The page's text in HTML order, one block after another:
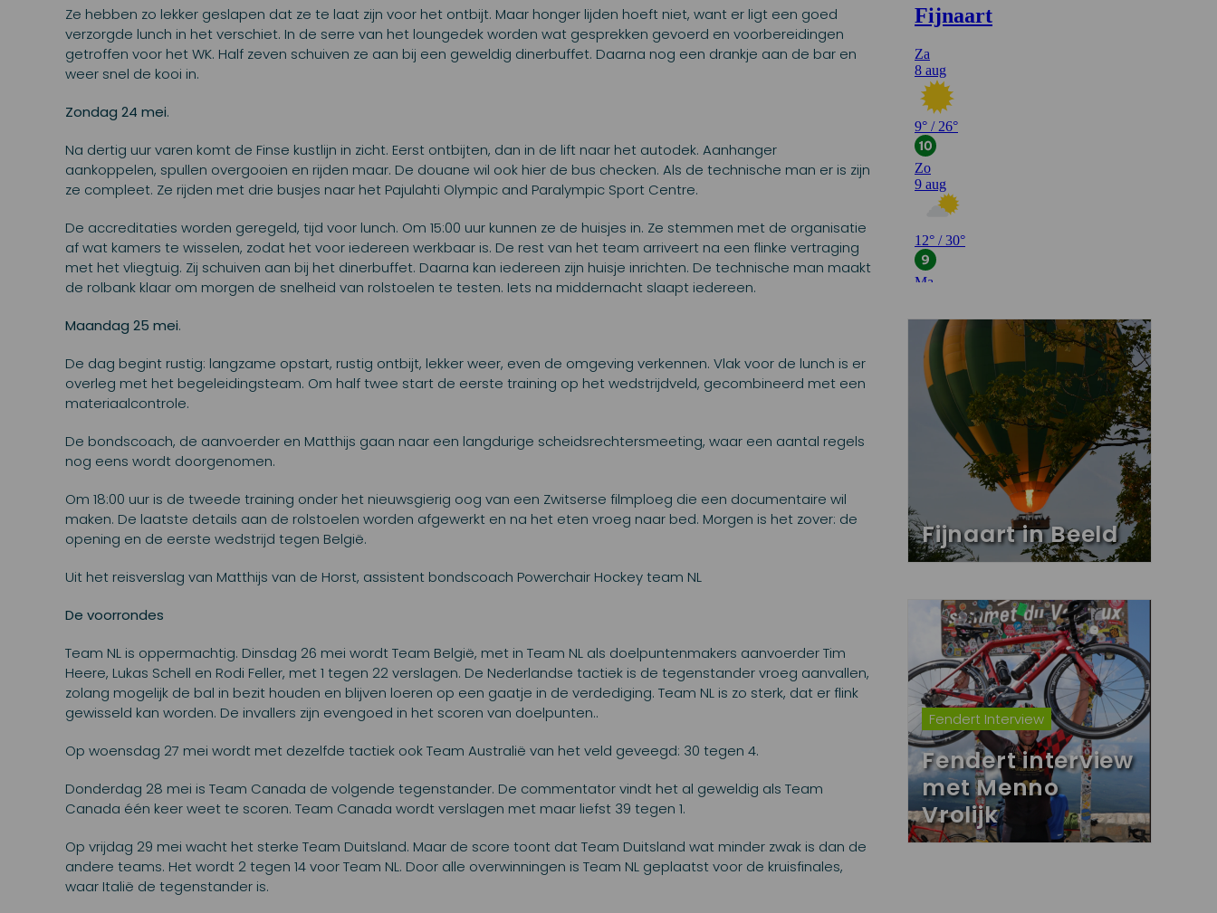
Ze hebben zo lekker geslapen dat ze te laat zijn voor het ontbijt. Maar honger lijden hoeft niet, want er ligt een goed
verzorgde lunch in het verschiet. In de serre van het loungedek worden wat gesprekken gevoerd en voorbereidingen
getroffen voor het WK. Half zeven schuiven ze aan bij een geweldig dinerbuffet. Daarna nog een drankje aan de bar en
weer snel de kooi in.
Zondag 24 mei.
Na dertig uur varen komt de Finse kustlijn in zicht. Eerst ontbijten, dan in de lift naar het autodek. Aanhanger
aankoppelen, spullen overgooien en rijden maar. De douane wil ook hier de bus checken. Als de technische man er is zijn
ze compleet. Ze rijden met drie busjes naar het Pajulahti Olympic and Paralympic Sport Centre.
De accreditaties worden geregeld, tijd voor lunch. Om 15:00 uur kunnen ze de huisjes in. Ze stemmen met de organisatie
af wat kamers te wisselen, zodat het voor iedereen werkbaar is. De rest van het team arriveert na een flinke vertraging
met het vliegtuig. Zij schuiven aan bij het dinerbuffet. Daarna kan iedereen zijn huisje inrichten. De technische man maakt
de rolbank klaar om morgen de snelheid van rolstoelen te testen. Iets na middernacht slaapt iedereen.
Maandag 25 mei.
De dag begint rustig: langzame opstart, rustig ontbijt, lekker weer, even de omgeving verkennen. Vlak voor de lunch is er
overleg met het begeleidingsteam. Om half twee start de eerste training op het wedstrijdveld, gecombineerd met een
materiaalcontrole.
De bondscoach, de aanvoerder en Matthijs gaan naar een langdurige scheidsrechtersmeeting, waar een aantal regels
nog eens wordt doorgenomen.
Om 18:00 uur is de tweede training onder het nieuwsgierig oog van een Zwitserse filmploeg die een documentaire wil
maken. De laatste details aan de rolstoelen worden afgewerkt en na het eten vroeg naar bed. Morgen is het zover: de
opening en de eerste wedstrijd tegen België.
Uit het reisverslag van Matthijs van de Horst, assistent bondscoach Powerchair Hockey team NL
De voorrondes
Team NL is oppermachtig. Dinsdag 26 mei wordt Team België, met in Team NL als doelpuntenmakers aanvoerder Tim
Heere, Lukas Schell en Rodi Feller, met 1 tegen 22 verslagen. De Nederlandse tactiek is de tegenstander vroeg aanvallen,
zolang mogelijk de bal in bezit houden en blijven loeren op een gaatje in de verdediging. Team NL is zo sterk, dat er flink
gewisseld kan worden. De invallers zijn evengoed in het scoren van doelpunten..
Op woensdag 27 mei wordt met dezelfde tactiek ook Team Australië van het veld geveegd: 30 tegen 4.
Donderdag 28 mei is Team Canada de volgende tegenstander. De commentator vindt het al geweldig als Team
Canada één keer weet te scoren. Team Canada wordt verslagen met maar liefst 39 tegen 1.
Op vrijdag 29 mei wacht het sterke Team Duitsland. Maar de score toont dat Team Duitsland wat minder zwak is dan de
andere teams. Het wordt 2 tegen 14 voor Team NL. Door alle overwinningen is Team NL geplaatst voor de kruisfinales,
waar Italië de tegenstander is.
Fijnaart in Beeld
Fendert Interview
Fendert interview
met Menno
Vrolijk